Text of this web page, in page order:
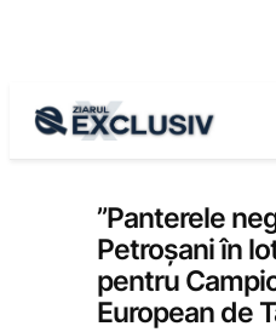
Stiri la zi
”Panterele
Petroșani în
pentru
European de